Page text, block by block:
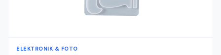
ELEKTRONIK & FOTO